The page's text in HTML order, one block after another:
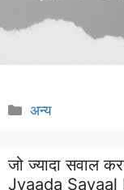
Categories
अन्य
जो ज्यादा सवाल
Jyaada